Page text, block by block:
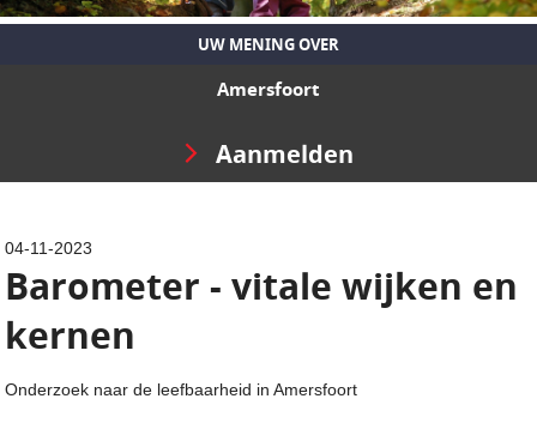
UW MENING OVER
Amersfoort
Aanmelden
04-11-2023
Barometer - vitale wijken en
kernen
Onderzoek naar de leefbaarheid in Amersfoort